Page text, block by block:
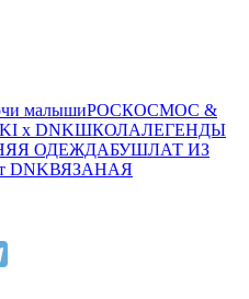
малышиРОСКОСМОС &
x DNKШКОЛАЛЕГЕНДЫ
ОДЕЖДАБУШЛАТ ИЗ
DNKВЯЗАНАЯ